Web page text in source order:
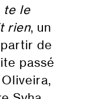
te le
rien, un
de
passé